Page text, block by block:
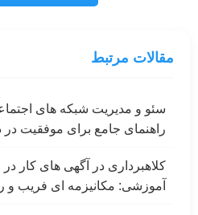
مقالات مرتبط
سئو و مدیریت شبکه های
راهنمای جامع برای موفقیت در
کلاهبرداری در آگهی های کار در
آموزشی: مکانیزمه ای فریب و